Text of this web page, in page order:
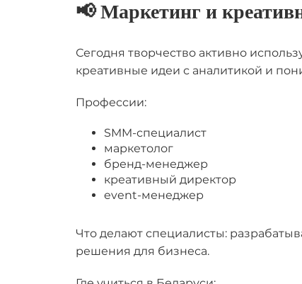
📢 Маркетинг и
Сегодня творчество активно
креативные идеи с аналитикой и
Профессии:
SMM-специалист
маркетолог
бренд-менеджер
креативный директор
event-менеджер
Что делают специалисты:
решения для бизнеса.